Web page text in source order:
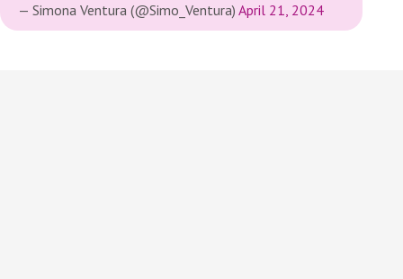
— Simona Ventura (@Simo_Ventura) April 21, 2024